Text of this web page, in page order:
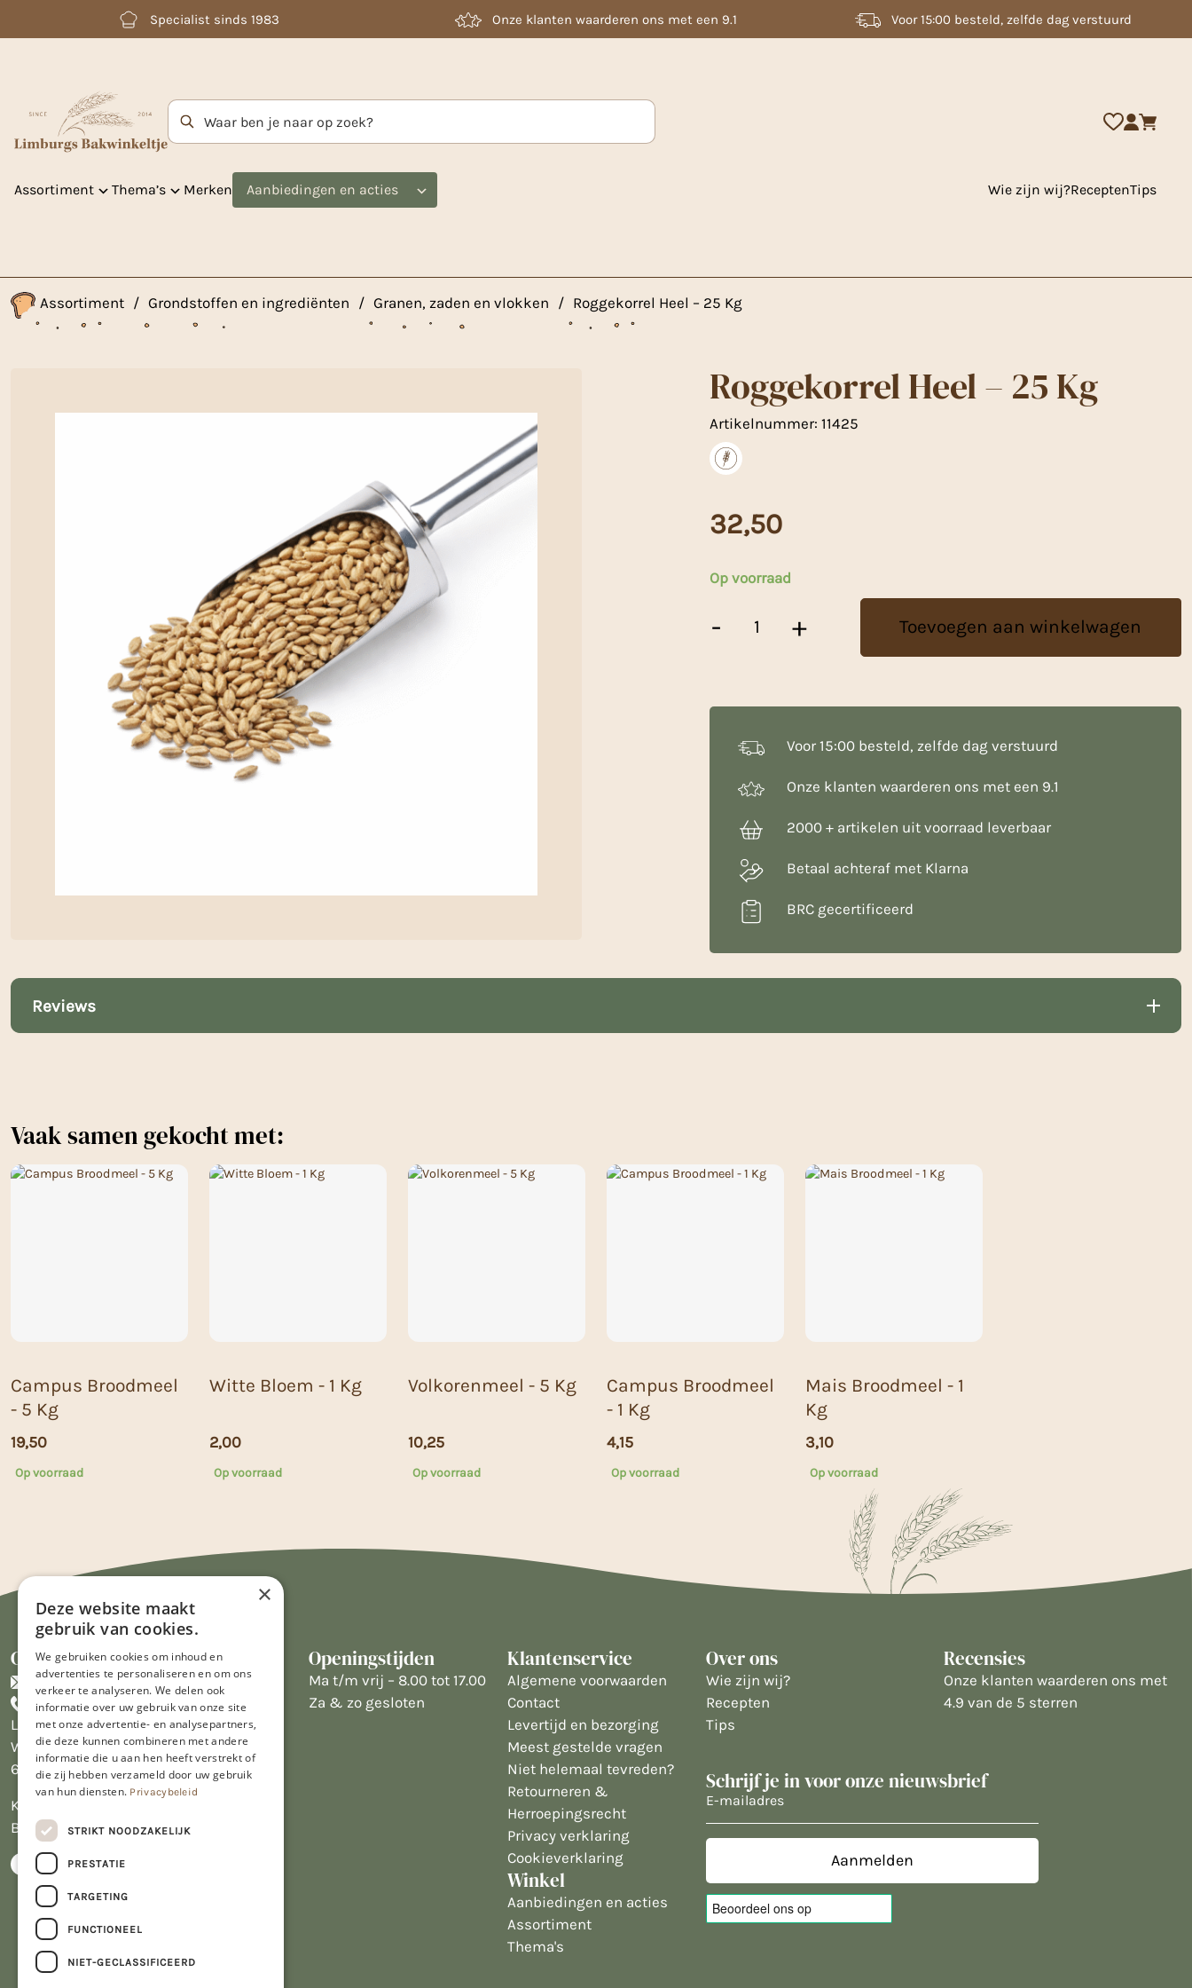
Betaal achteraf met Klarna Laag geprijsd 2000 + artikelen uit voorraad leverbaar
Zoekterm
Assortiment Thema’s Merken Aanbiedingen en acties Wie zijn wij?ReceptenTips
Assortiment / Grondstoffen en ingrediënten / Granen, zaden en vlokken / Roggekorrel Heel – 25 Kg
Roggekorrel Heel – 25 Kg
Artikelnummer: 11425
32,50
Op voorraad
-
Heel
+ Toevoegen aan winkelwagen
Voor 15:00 besteld, zelfde dag verstuurd
Onze klanten waarderen ons met een 9.1
2000 + artikelen uit voorraad leverbaar
Betaal achteraf met Klarna
BRC gecertificeerd
Reviews
Vaak samen gekocht met:
Campus Broodmeel
- 5 Kg
19,50
Op voorraad
Witte Bloem - 1 Kg
2,00
Op voorraad
Volkorenmeel - 5 Kg
10,25
Op voorraad
Campus Broodmeel
- 1 Kg
4,15
Op voorraad
Mais Broodmeel - 1
Kg
3,10
Op voorraad
Contact
info@limburgsbakwinkeltje.nl
+31455226693
Limburgs Bakwinkeltje
Wijngaardsweg 16
6412 PJ Heerlen
KVK 14069470
BTW NL809913914.B01
Openingstijden
Ma t/m vrij – 8.00 tot 17.00
Za & zo gesloten
Klantenservice
Algemene voorwaarden
Contact
Levertijd en bezorging
Meest gestelde vragen
Niet helemaal tevreden?
Retourneren &
Herroepingsrecht
Privacy verklaring
Cookieverklaring
Winkel
Aanbiedingen en acties
Assortiment
Thema's
Over ons
Wie zijn wij?
Recepten
Tips
Recensies
Onze klanten waarderen ons met
4.9 van de 5 sterren
Schrijf je in voor onze nieuwsbrief
E-
mailadres
×
Deze website maakt
gebruik van cookies.
We gebruiken cookies om inhoud en
advertenties te personaliseren en om ons
verkeer te analyseren. We delen ook
informatie over uw gebruik van onze site
met onze advertentie- en analysepartners,
die deze kunnen combineren met andere
informatie die u aan hen heeft verstrekt of
die zij hebben verzameld door uw gebruik
van hun diensten. Privacybeleid
STRIKT NOODZAKELIJK
PRESTATIE
TARGETING
FUNCTIONEEL
NIET-GECLASSIFICEERD